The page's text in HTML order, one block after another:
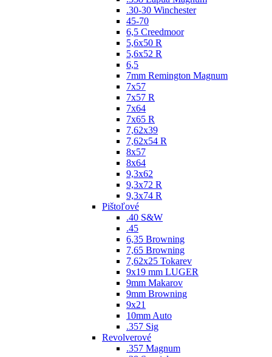
.30-30 Winchester
45-70
6,5 Creedmoor
5,6x50 R
5,6x52 R
6,5
7mm Remington Magnum
7x57
7x57 R
7x64
7x65 R
7,62x39
7,62x54 R
8x57
8x64
9,3x62
9,3x72 R
9,3x74 R
Pištoľové
.40 S&W
.45
6,35 Browning
7,65 Browning
7,62x25 Tokarev
9x19 mm LUGER
9mm Makarov
9mm Browning
9x21
10mm Auto
.357 Sig
Revolverové
.357 Magnum